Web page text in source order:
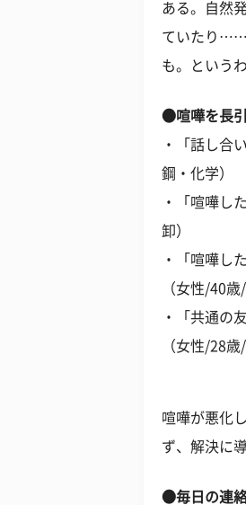
ある。自然
ていたり……
も。という
●喧嘩を長引
・「話し合
鋼・化学）
・「喧嘩し
卸）
・「喧嘩し
（女性/40歳
・「共通の
（女性/28歳
喧嘩が悪化
ず、解決に
●毎日の連絡